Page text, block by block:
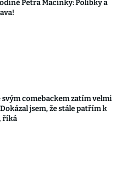
Petra Macinky: Polibky a
svým comebackem zatím velmi
jsem, že stále patřím k
říká